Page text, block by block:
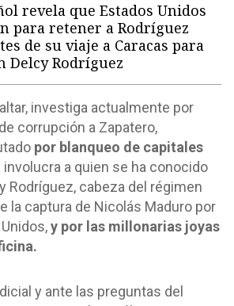
revela que Estados Unidos
para retener a Rodríguez
de su viaje a Caracas para
Delcy Rodríguez
investiga actualmente por
corrupción a Zapatero,
por blanqueo de capitales
involucra a quien se ha conocido
Rodríguez, cabeza del régimen
la captura de Nicolás Maduro por
y por las millonarias joyas
y ante las preguntas del